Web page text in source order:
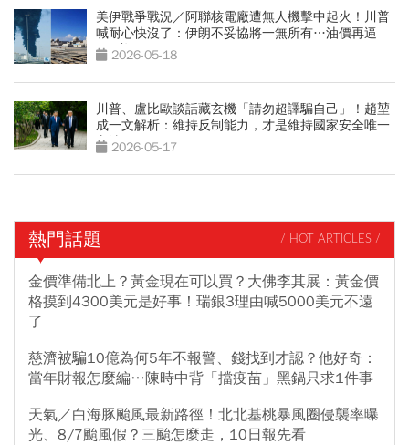
美伊戰爭戰況／阿聯核電廠遭無人機擊中起火！川普
喊耐心快沒了：伊朗不妥協將一無所有…油價再逼
111美元
2026-05-18
川普、盧比歐談話藏玄機「請勿超譯騙自己」！趙堃
成一文解析：維持反制能力，才是維持國家安全唯一
方法2026-05-17
熱門話題 / HOT ARTICLES /
金價準備北上？黃金現在可以買？大佛李其展：黃金價
格摸到4300美元是好事！瑞銀3理由喊5000美元不遠
了
慈濟被騙10億為何5年不報警、錢找到才認？他好奇：
當年財報怎麼編…陳時中背「擋疫苗」黑鍋只求1件事
天氣／白海豚颱風最新路徑！北北基桃暴風圈侵襲率曝
光、8/7颱風假？三颱怎麼走，10日報先看